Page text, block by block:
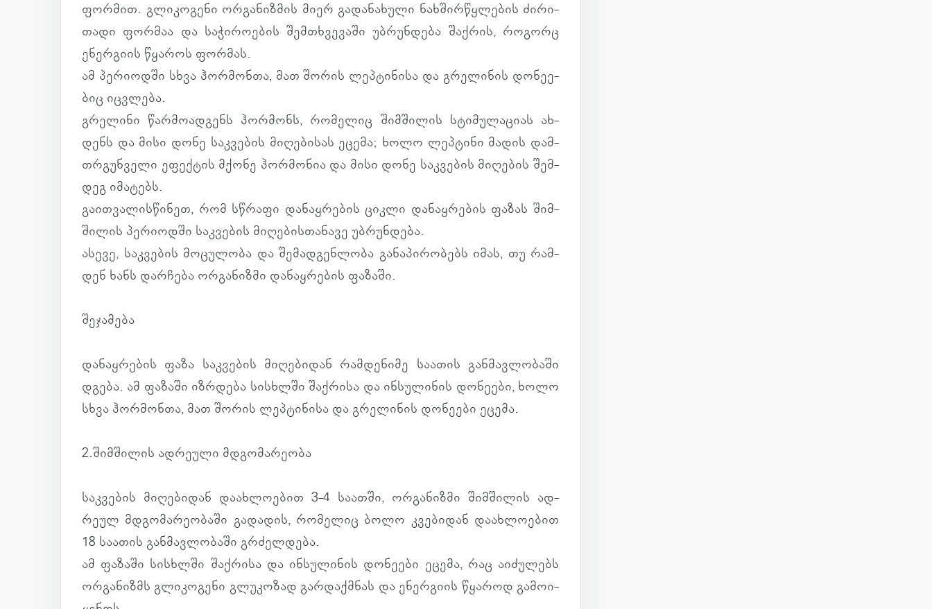
ფორ­მით. გლი­კო­გენი ორ­გა­ნიზ­მის მიერ გა­და­ნა­ხული ნახ­შირ­წყლე­ბის ძი­რი­
თადი ფორ­მაა და სა­ჭი­რო­ე­ბის შემ­თხვე­ვაში უბ­რუნ­დება შაქ­რის, რო­გორც
ენერ­გიის წყა­როს ფორ­მას.
ამ პე­რი­ოდში სხვა ჰორ­მონთა, მათ შორის ლეპ­ტი­ნისა და გრე­ლი­ნის დო­ნე­ე­
ბიც იც­ვლება.
გრე­ლინი წარ­მო­ად­გენს ჰორ­მონს, რო­მე­ლიც შიმ­ში­ლის სტი­მუ­ლა­ციას ახ­
დენს და მისი დონე საკ­ვე­ბის მი­ღე­ბი­სას ეცემა; ხოლო ლეპ­ტინი მადის დამ­
თრგუნ­ველი ეფექ­ტის მქონე ჰორ­მო­ნია და მისი დონე საკ­ვე­ბის მი­ღე­ბის შემ­
დეგ იმა­ტებს.
გა­ით­ვა­ლის­წი­ნეთ, რომ სწრაფი და­ნაყ­რე­ბის ციკლი და­ნაყ­რე­ბის ფაზას შიმ­
ში­ლის პე­რი­ოდში საკ­ვე­ბის მი­ღე­ბის­თა­ნავე უბ­რუნ­დება.
ასევე, საკ­ვე­ბის მო­ცუ­ლობა და შე­მად­გენ­ლობა გა­ნა­პი­რო­ბებს იმას, თუ რამ­
დენ ხანს დარ­ჩება ორ­გა­ნიზმი და­ნაყ­რე­ბის ფა­ზაში.
შე­ჯა­მება
და­ნაყ­რე­ბის ფაზა საკ­ვე­ბის მი­ღე­ბი­დან რამ­დე­ნიმე სა­ა­თის გან­მავ­ლო­ბაში
დგება. ამ ფა­ზაში იზ­რდება სის­ხლში შაქ­რისა და ინ­სუ­ლი­ნის დო­ნე­ები, ხოლო
სხვა ჰორ­მონთა, მათ შორის ლეპ­ტი­ნისა და გრე­ლი­ნის დო­ნე­ები ეცემა.
2.შიმ­ში­ლის ად­რე­ული მდგო­მა­რე­ობა
საკ­ვე­ბის მი­ღე­ბი­დან და­ახ­ლო­ე­ბით 3-4 სა­ათში, ორ­გა­ნიზმი შიმ­ში­ლის ად­
რეულ მდგო­მა­რე­ო­ბაში გა­და­დის, რო­მე­ლიც ბოლო კვე­ბი­დან და­ახ­ლო­ე­ბით
18 სა­ა­თის გან­მავ­ლო­ბაში გრძელ­დება.
ამ ფა­ზაში სის­ხლში შაქ­რისა და ინ­სუ­ლი­ნის დო­ნე­ები ეცემა, რაც აი­ძუ­ლებს
ორ­გა­ნიზმს გლი­კო­გენი გლუ­კო­ზად გარ­დაქ­მნას და ენერ­გიის წყა­როდ გა­მო­ი­